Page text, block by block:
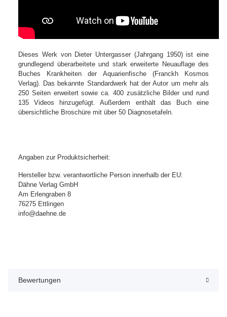
Dieses Werk von Dieter Untergasser (Jahrgang 1950) ist eine
grundlegend überarbeitete und stark erweiterte Neuauflage des
Buches Krankheiten der Aquarienfische (Franckh Kosmos
Verlag). Das bekannte Standardwerk hat der Autor um mehr als
250 Seiten erweitert sowie ca. 400 zusätzliche Bilder und rund
135 Videos hinzugefügt. Außerdem enthält das Buch eine
übersichtliche Broschüre mit über 50 Diagnosetafeln.
Angaben zur Produktsicherheit:
Hersteller bzw. verantwortliche Person innerhalb der EU:
Dähne Verlag GmbH
Am Erlengraben 8
76275 Ettlingen
info@daehne.de
Bewertungen